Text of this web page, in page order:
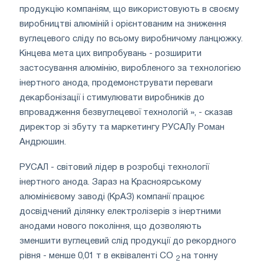
продукцію компаніям, що використовують в своєму
виробництві алюміній і орієнтованим на зниження
вуглецевого сліду по всьому виробничому ланцюжку.
Кінцева мета цих випробувань - розширити
застосування алюмінію, виробленого за технологією
інертного анода, продемонструвати переваги
декарбонізації і стимулювати виробників до
впровадження безвуглецевої технологій », - сказав
директор зі збуту та маркетингу РУСАЛу Роман
Андрюшин.
РУСАЛ - світовий лідер в розробці технології
інертного анода. Зараз на Красноярському
алюмінієвому заводі (КрАЗ) компанії працює
досвідчений ділянку електролізерів з інертними
анодами нового покоління, що дозволяють
зменшити вуглецевий слід продукції до рекордного
рівня - менше 0,01 т в еквіваленті CO 2 на тонну